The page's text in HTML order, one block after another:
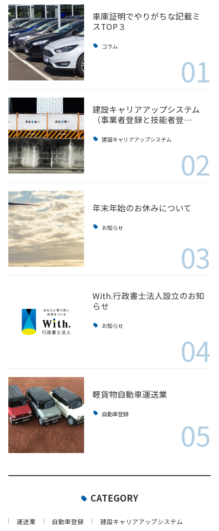
車庫証明でやりがちな記載ミ
スTOP３
コラム
01
建設キャリアアップシステム
（事業者登録と技能者登…
建設キャリアアップシステム
02
年末年始のお休みについて
お知らせ
03
With.行政書士法人設立のお知
らせ
お知らせ
04
軽貨物自動車運送業
自動車登録
05
CATEGORY
運送業 自動車登録 建設キャリアアップシステム